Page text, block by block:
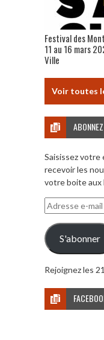
Festival des
11 au 16 mars
Ville
Voir toutes
Saisissez votre
recevoir les
votre boite
Adresse
e-
mail
S'abonner
Rejoignez les